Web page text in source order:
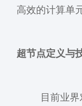
高效的计算单
超节点定义与
目前业界对